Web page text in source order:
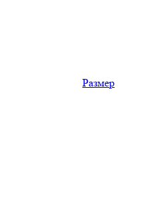
Размер